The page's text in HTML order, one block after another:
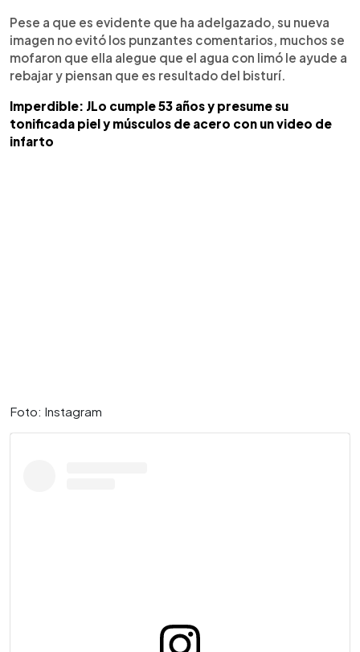
Pese a que es evidente que ha adelgazado, su nueva
imagen no evitó los punzantes comentarios, muchos se
mofaron que ella alegue que el agua con limó le ayude a
rebajar y piensan que es resultado del bisturí.
Imperdible: JLo cumple 53 años y presume su
tonificada piel y músculos de acero con un video de
infarto
Foto: Instagram